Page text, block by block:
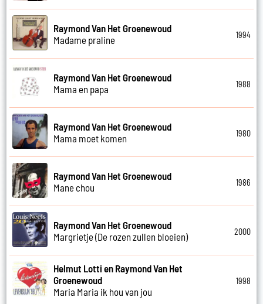
Raymond Van Het Groenewoud
Madame praline
1994
Raymond Van Het Groenewoud
Mama en papa
1988
Raymond Van Het Groenewoud
Mama moet komen
1980
Raymond Van Het Groenewoud
Mane chou
1986
Raymond Van Het Groenewoud
Margrietje (De rozen zullen bloeien)
2000
Helmut Lotti en Raymond Van Het
Groenewoud
Maria Maria ik hou van jou
1998